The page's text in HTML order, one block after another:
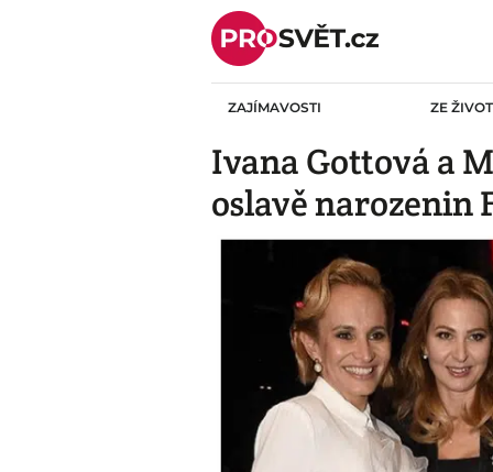
Skip
content
ZAJÍMAVOSTI ZE
Ivana Gottová a
oslavě narozenin